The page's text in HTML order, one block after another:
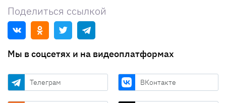
Поделиться ссылкой
Мы в соцсетях и на видеоплатформах
Телеграм ВКонтакте